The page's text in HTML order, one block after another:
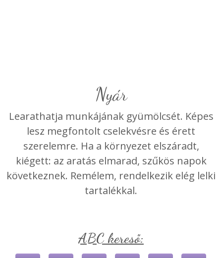
Nyár
Learathatja munkájának gyümölcsét. Képes
lesz megfontolt cselekvésre és érett
szerelemre. Ha a környezet elszáradt,
kiégett: az aratás elmarad, szűkös napok
következnek. Remélem, rendelkezik elég lelki
tartalékkal.
ABC kereső: